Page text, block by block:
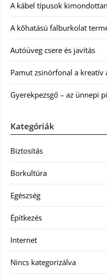
A kábel típusok
A kőhatású falburkolat
Autóüveg csere és javítás
Pamut zsinórfonal a kreatív
Gyerekpezsgő – az ünnepi
Kategóriák
Biztosítás
Borkultúra
Egészség
Építkezés
Internet
Nincs kategorizálva